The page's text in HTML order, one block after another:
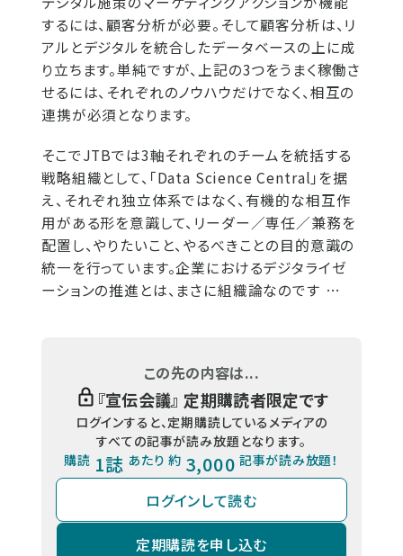
するには、顧客分析が必要。そして顧客分析は、リ
アルとデジタルを統合したデータベースの上に成
り立ちます。単純ですが、上記の3つをうまく稼働さ
せるには、それぞれのノウハウだけでなく、相互の
連携が必須となります。
そこでJTBでは3軸それぞれのチームを統括する
戦略組織として、「Data Science Central」を据
え、それぞれ独立体系ではなく、有機的な相互作
用がある形を意識して、リーダー／専任／兼務を
配置し、やりたいこと、やるべきことの目的意識の
統一を行っています。企業におけるデジタライゼ
ーションの推進とは、まさに組織論なのです …
この先の内容は...
『宣伝会議』 定期購読者限定です
ログインすると、定期購読しているメディアの
すべての記事が読み放題となります。
購読 1誌 あたり 約 3,000 記事が読み放題！
ログインして読む
定期購読を申し込む